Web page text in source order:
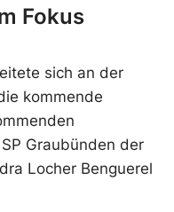
Fokus
sich an der
kommende
Graubünden der
Locher Benguerel